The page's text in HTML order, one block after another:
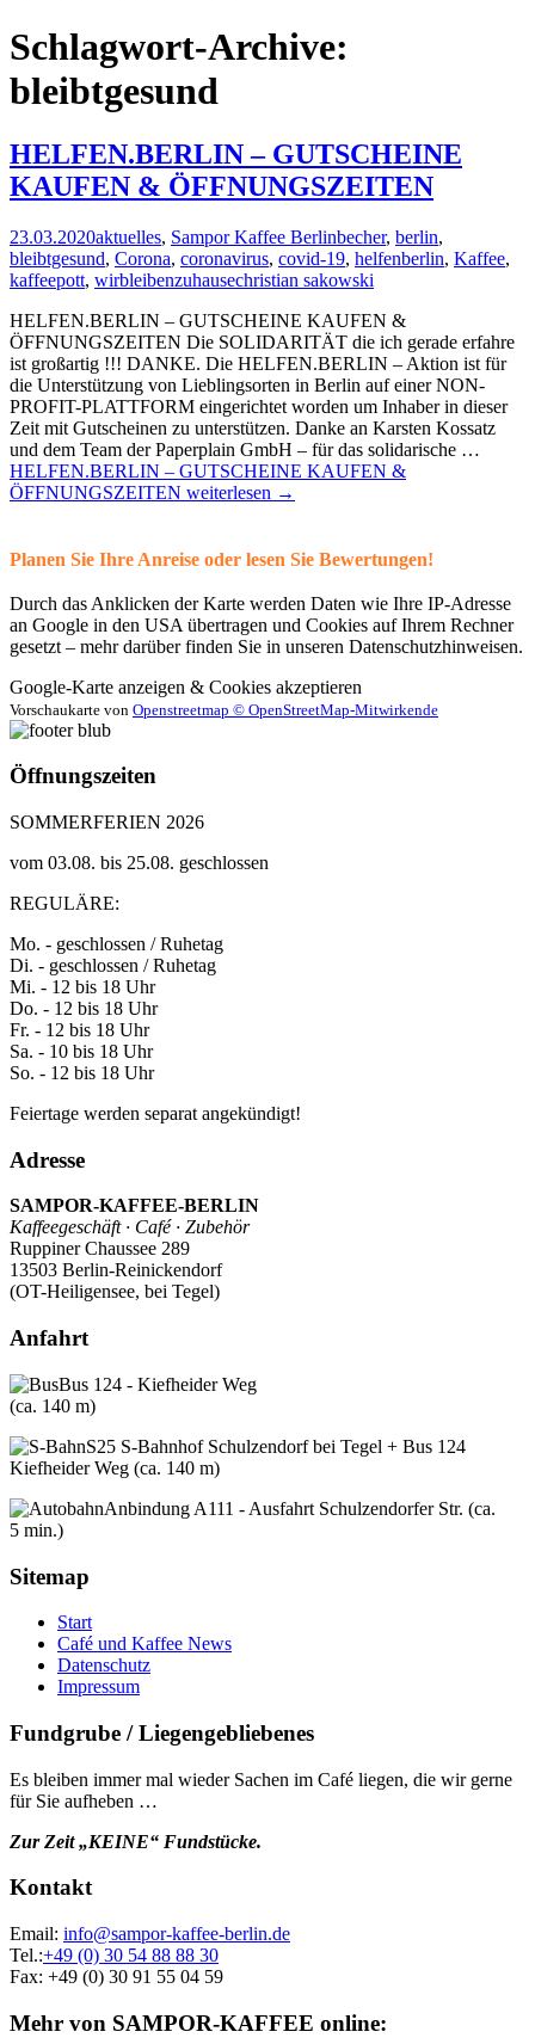
Schlagwort-Archive:
bleibtgesund
HELFEN.BERLIN – GUTSCHEINE
KAUFEN & ÖFFNUNGSZEITEN
23.03.2020aktuelles, Sampor Kaffee Berlinbecher, berlin,
bleibtgesund, Corona, coronavirus, covid-19, helfenberlin, Kaffee,
kaffeepott, wirbleibenzuhausechristian sakowski
HELFEN.BERLIN – GUTSCHEINE KAUFEN &
ÖFFNUNGSZEITEN Die SOLIDARITÄT die ich gerade erfahre
ist großartig !!! DANKE. Die HELFEN.BERLIN – Aktion ist für
die Unterstützung von Lieblingsorten in Berlin auf einer NON-
PROFIT-PLATTFORM eingerichtet worden um Inhaber in dieser
Zeit mit Gutscheinen zu unterstützen. Danke an Karsten Kossatz
und dem Team der Paperplain GmbH – für das solidarische …
HELFEN.BERLIN – GUTSCHEINE KAUFEN &
ÖFFNUNGSZEITEN weiterlesen →
Planen Sie Ihre Anreise oder lesen Sie Bewertungen!
Durch das Anklicken der Karte werden Daten wie Ihre IP-Adresse
an Google in den USA übertragen und Cookies auf Ihrem Rechner
gesetzt – mehr darüber finden Sie in unseren Datenschutzhinweisen.
Google-Karte anzeigen & Cookies akzeptieren
Vorschaukarte von Openstreetmap © OpenStreetMap-Mitwirkende
Öffnungszeiten
SOMMERFERIEN 2026
vom 03.08. bis 25.08. geschlossen
REGULÄRE:
Mo. - geschlossen / Ruhetag
Di. - geschlossen / Ruhetag
Mi. - 12 bis 18 Uhr
Do. - 12 bis 18 Uhr
Fr. - 12 bis 18 Uhr
Sa. - 10 bis 18 Uhr
So. - 12 bis 18 Uhr
Feiertage werden separat angekündigt!
Adresse
SAMPOR-KAFFEE-BERLIN
Kaffeegeschäft · Café · Zubehör
Ruppiner Chaussee 289
13503 Berlin-Reinickendorf
(OT-Heiligensee, bei Tegel)
Anfahrt
Bus 124 - Kiefheider Weg
(ca. 140 m)
S25 S-Bahnhof Schulzendorf bei Tegel + Bus 124
Kiefheider Weg (ca. 140 m)
Anbindung A111 - Ausfahrt Schulzendorfer Str. (ca.
5 min.)
Sitemap
Start
Café und Kaffee News
Datenschutz
Impressum
Fundgrube / Liegengebliebenes
Es bleiben immer mal wieder Sachen im Café liegen, die wir gerne
für Sie aufheben …
Zur Zeit „KEINE“ Fundstücke.
Kontakt
Email: info@sampor-kaffee-berlin.de
Tel.:+49 (0) 30 54 88 88 30
Fax: +49 (0) 30 91 55 04 59
Mehr von SAMPOR-KAFFEE online: